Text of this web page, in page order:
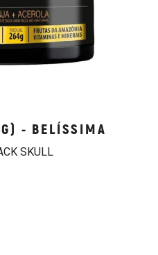
- BELÍSSIMA
SKULL